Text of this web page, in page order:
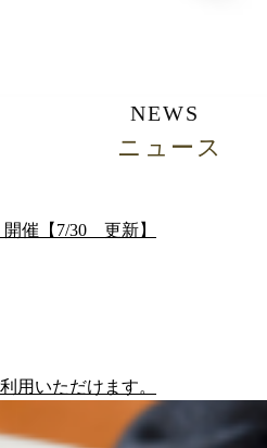
NEWS
ニュース
開催【7/30 更新】
用いただけます。